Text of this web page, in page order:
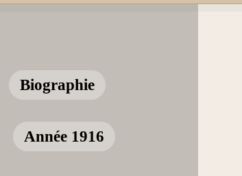
Biographie
Année 1916